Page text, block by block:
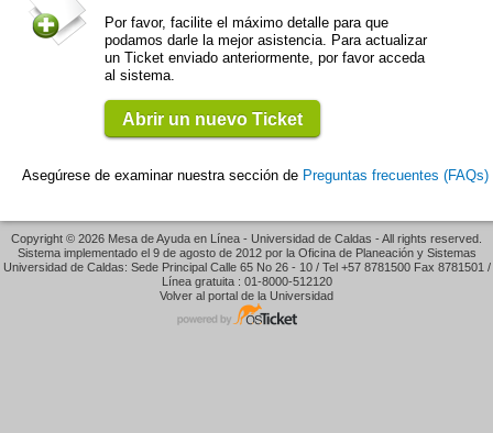
Por favor, facilite el máximo detalle para que
podamos darle la mejor asistencia. Para actualizar
un Ticket enviado anteriormente, por favor acceda
al sistema.
Abrir un nuevo Ticket
Asegúrese de examinar nuestra sección de Preguntas frecuentes (FAQs)
Copyright © 2026 Mesa de Ayuda en Línea - Universidad de Caldas - All rights reserved.
Sistema implementado el 9 de agosto de 2012 por la Oficina de Planeación y Sistemas
Universidad de Caldas: Sede Principal Calle 65 No 26 - 10 / Tel +57 8781500 Fax 8781501 /
Línea gratuita : 01-8000-512120
Volver al portal de la Universidad